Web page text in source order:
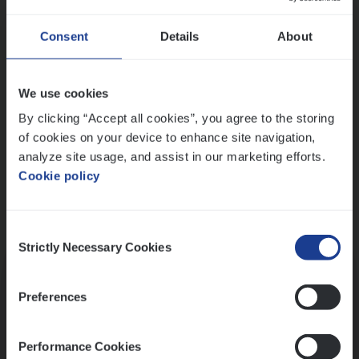
Consent Details About
We use cookies
By clicking “Accept all cookies”, you agree to the storing
of cookies on your device to enhance site navigation,
analyze site usage, and assist in our marketing efforts.
Cookie policy
Selection
Strictly Necessary Cookies
Preferences
Performance Cookies
Ons sollicitatieproces